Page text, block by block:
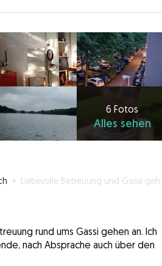
6 Fotos
Alles sehen
» Liebevolle Betreuung und Gassi gehen
rund ums Gassi gehen an. Ich
nach Absprache auch über den